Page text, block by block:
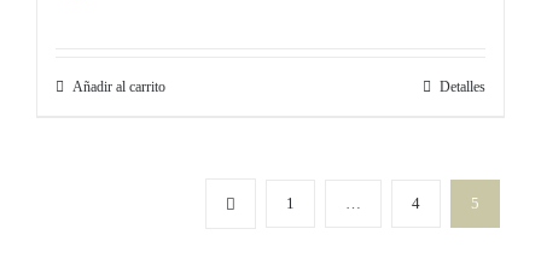
Añadir al carrito Detalles
1 4 5